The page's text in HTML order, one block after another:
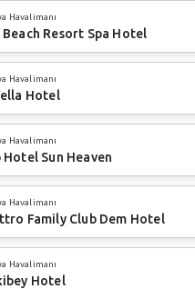
Havalimanı
Beach Resort Spa Hotel
Havalimanı
Hotel
Havalimanı
Hotel Sun Heaven
Havalimanı
Family Club Dem Hotel
Havalimanı
Hotel